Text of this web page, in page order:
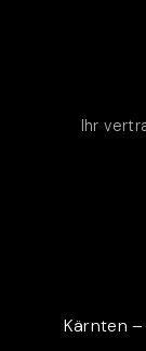
Ihr
Kärnten